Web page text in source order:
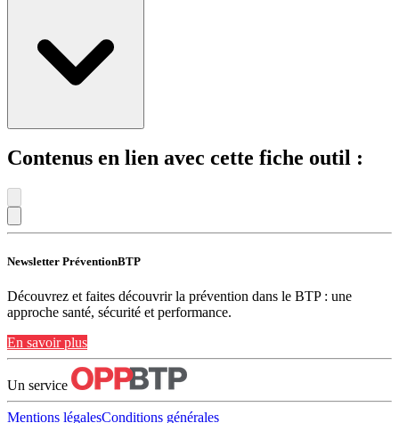
Contenus en lien avec cette fiche outil :
Newsletter PréventionBTP
Découvrez et faites découvrir la prévention dans le BTP : une
approche santé, sécurité et performance.
En savoir plus
Un service
Mentions légalesConditions générales